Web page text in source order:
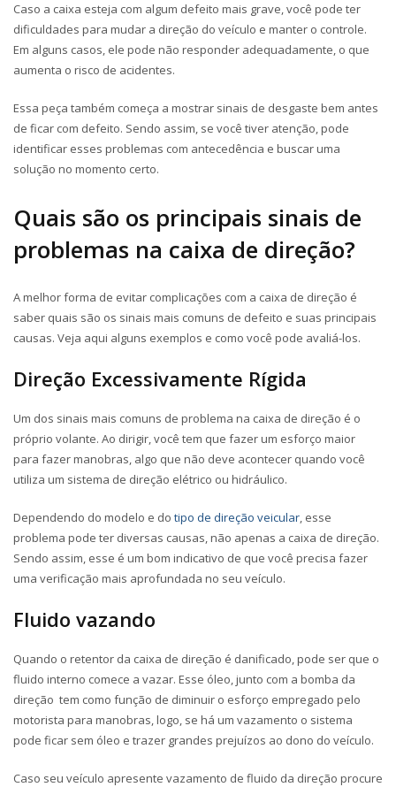
Caso a caixa esteja com algum defeito mais grave, você pode ter
dificuldades para mudar a direção do veículo e manter o controle.
Em alguns casos, ele pode não responder adequadamente, o que
aumenta o risco de acidentes.
Essa peça também começa a mostrar sinais de desgaste bem antes
de ficar com defeito. Sendo assim, se você tiver atenção, pode
identificar esses problemas com antecedência e buscar uma
solução no momento certo.
Quais são os principais sinais de
problemas na caixa de direção?
A melhor forma de evitar complicações com a caixa de direção é
saber quais são os sinais mais comuns de defeito e suas principais
causas. Veja aqui alguns exemplos e como você pode avaliá-los.
Direção Excessivamente Rígida
Um dos sinais mais comuns de problema na caixa de direção é o
próprio volante. Ao dirigir, você tem que fazer um esforço maior
para fazer manobras, algo que não deve acontecer quando você
utiliza um sistema de direção elétrico ou hidráulico.
Dependendo do modelo e do tipo de direção veicular, esse
problema pode ter diversas causas, não apenas a caixa de direção.
Sendo assim, esse é um bom indicativo de que você precisa fazer
uma verificação mais aprofundada no seu veículo.
Fluido vazando
Quando o retentor da caixa de direção é danificado, pode ser que o
fluido interno comece a vazar. Esse óleo, junto com a bomba da
direção tem como função de diminuir o esforço empregado pelo
motorista para manobras, logo, se há um vazamento o sistema
pode ficar sem óleo e trazer grandes prejuízos ao dono do veículo.
Caso seu veículo apresente vazamento de fluido da direção procure